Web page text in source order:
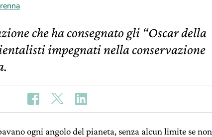
che ha consegnato gli “Oscar della
impegnati nella conservazione
ogni angolo del pianeta, senza alcun limite se non